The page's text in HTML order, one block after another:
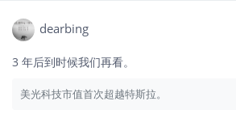
dearbing
3 年后到时候我们再看。
美光科技市值首次超越特斯拉。